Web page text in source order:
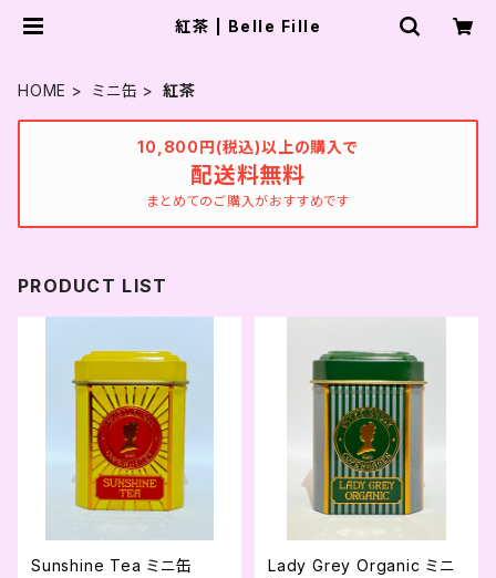
紅茶 | Belle Fille
HOME ミニ缶 紅茶
10,800円(税込)以上の購入で
配送料無料
まとめてのご購入がおすすめです
PRODUCT LIST
Sunshine Tea ミニ缶
Lady Grey Organic ミニ